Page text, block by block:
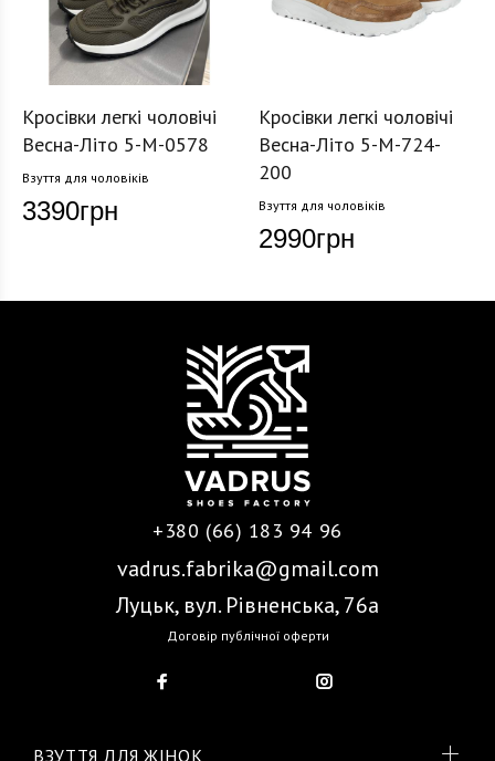
Кросівки легкі чоловічі
Весна-Літо 5-M-0578
Взуття для чоловіків
3390грн
Кросівки легкі чоловічі
Весна-Літо 5-M-724-
200
Взуття для чоловіків
2990грн
+380 (66) 183 94 96
vadrus.fabrika@gmail.com
Луцьк, вул. Рівненська, 76а
Договір публічної оферти
ВЗУТТЯ ДЛЯ ЖІНОК